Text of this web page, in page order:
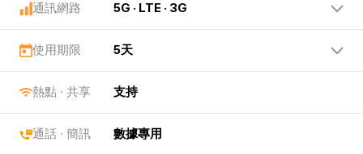
通訊網路 5G · LTE · 3G
使用期限 5天
熱點 · 共享 支持
通話 · 簡訊 數據專用